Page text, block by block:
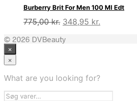
Burberry Brit For Men 100 Ml Edt
775,00kr. Den
pris
348,95 kr.
© 2026 DVBeauty
×
×
What are you looking for?